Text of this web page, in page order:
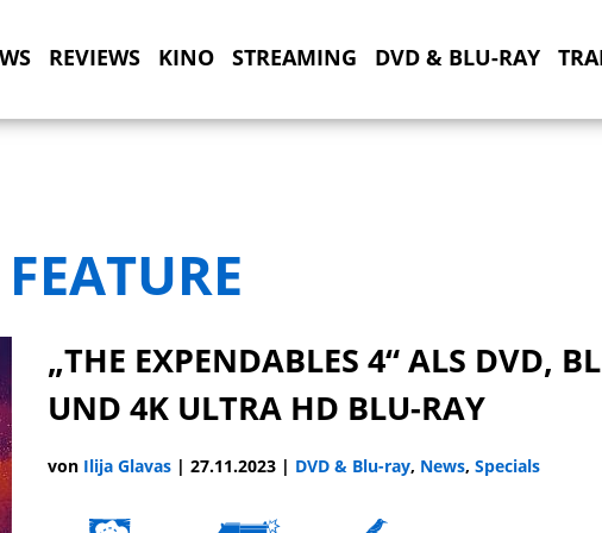
REVIEWS KINO STREAMING DVD & BLU-RAY
FEATURE
„THE EXPENDABLES 4“ ALS DVD,
UND 4K ULTRA HD BLU-RAY
von Ilija Glavas | 27.11.2023 | DVD & Blu-ray, News, Specials